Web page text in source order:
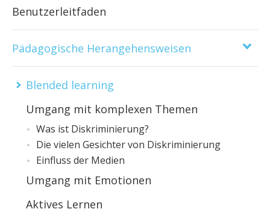
Benutzerleitfaden
Pädagogische Herangehensweisen
Blended learning
Umgang mit komplexen Themen
Was ist Diskriminierung?
Die vielen Gesichter von Diskriminierung
Einfluss der Medien
Umgang mit Emotionen
Aktives Lernen